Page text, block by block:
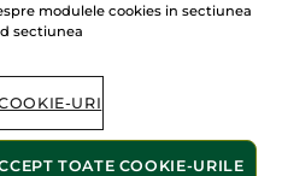
LES DEODORANTS NAT.
modulele cookies in sectiunea
sectiunea
URI
TOATE COOKIE-URILE